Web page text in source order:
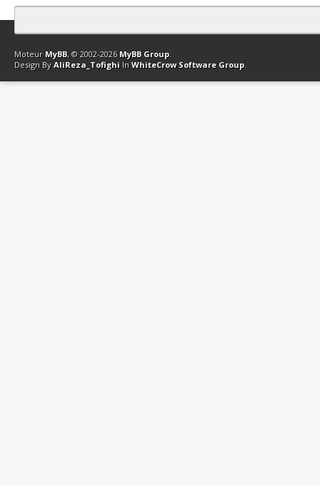
Contact Club Affiliation Retourner en haut Version bas-débit
Moteur MyBB, © 2002-2026 MyBB Group.
Design By AliReza_Tofighi In WhiteCrow Software Group.